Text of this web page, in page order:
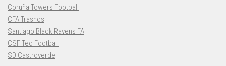
Coruña Towers Football
CFA Trasnos
Santiago Black Ravens FA
CSF Teo Football
SD Castroverde